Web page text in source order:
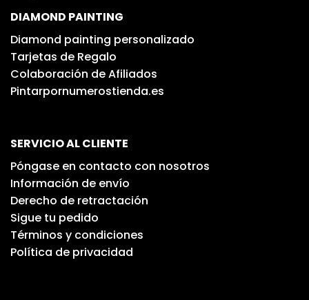
DIAMOND PAINTING
Diamond painting personalizado
Tarjetas de Regalo
Colaboración de Afiliados
Pintarpornumerostienda.es
SERVICIO AL CLIENTE
Póngase en contacto con nosotros
Información de envío
Derecho de retractación
Sigue tu pedido
Términos y condiciones
Política de privacidad